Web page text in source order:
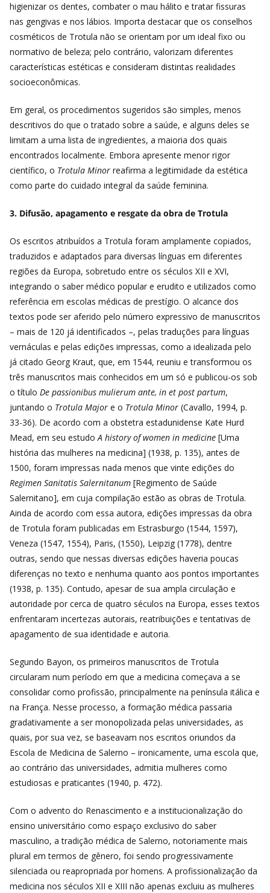
higienizar os dentes, combater o mau hálito e tratar fissuras
nas gengivas e nos lábios. Importa destacar que os conselhos
cosméticos de Trotula não se orientam por um ideal fixo ou
normativo de beleza; pelo contrário, valorizam diferentes
características estéticas e consideram distintas realidades
socioeconômicas.
Em geral, os procedimentos sugeridos são simples, menos
descritivos do que o tratado sobre a saúde, e alguns deles se
limitam a uma lista de ingredientes, a maioria dos quais
encontrados localmente. Embora apresente menor rigor
científico, o Trotula Minor reafirma a legitimidade da estética
como parte do cuidado integral da saúde feminina.
3. Difusão, apagamento e resgate da obra de Trotula
Os escritos atribuídos a Trotula foram amplamente copiados,
traduzidos e adaptados para diversas línguas em diferentes
regiões da Europa, sobretudo entre os séculos XII e XVI,
integrando o saber médico popular e erudito e utilizados como
referência em escolas médicas de prestígio. O alcance dos
textos pode ser aferido pelo número expressivo de manuscritos
– mais de 120 já identificados –, pelas traduções para línguas
vernáculas e pelas edições impressas, como a idealizada pelo
já citado Georg Kraut, que, em 1544, reuniu e transformou os
três manuscritos mais conhecidos em um só e publicou-os sob
o título De passionibus mulierum ante, in et post partum,
juntando o Trotula Major e o Trotula Minor (Cavallo, 1994, p.
33-36). De acordo com a obstetra estadunidense Kate Hurd
Mead, em seu estudoA history of women in medicine [Uma
história das mulheres na medicina] (1938, p. 135), antes de
1500, foram impressas nada menos que vinte edições do
Regimen Sanitatis Salernitanum [Regimento de Saúde
Salernitano], em cuja compilação estão as obras de Trotula.
Ainda de acordo com essa autora, edições impressas da obra
de Trotula foram publicadas em Estrasburgo (1544, 1597),
Veneza (1547, 1554), Paris, (1550), Leipzig (1778), dentre
outras, sendo que nessas diversas edições haveria poucas
diferenças no texto e nenhuma quanto aos pontos importantes
(1938, p. 135). Contudo, apesar de sua ampla circulação e
autoridade por cerca de quatro séculos na Europa, esses textos
enfrentaram incertezas autorais, reatribuições e tentativas de
apagamento de sua identidade e autoria.
Segundo Bayon, os primeiros manuscritos de Trotula
circularam num período em que a medicina começava a se
consolidar como profissão, principalmente na península itálica e
na França. Nesse processo, a formação médica passaria
gradativamente a ser monopolizada pelas universidades, as
quais, por sua vez, se baseavam nos escritos oriundos da
Escola de Medicina de Salerno – ironicamente, uma escola que,
ao contrário das universidades, admitia mulheres como
estudiosas e praticantes (1940, p. 472).
Com o advento do Renascimento e a institucionalização do
ensino universitário como espaço exclusivo do saber
masculino, a tradição médica de Salerno, notoriamente mais
plural em termos de gênero, foi sendo progressivamente
silenciada ou reapropriada por homens. A profissionalização da
medicina nos séculos XII e XIII não apenas excluiu as mulheres